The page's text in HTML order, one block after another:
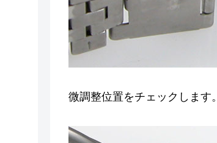
微調整位置をチェックします。